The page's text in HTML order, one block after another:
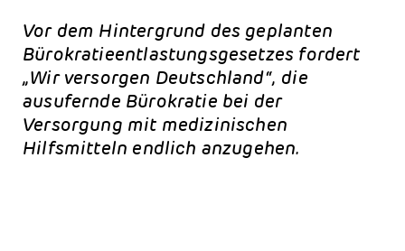
Vor dem Hintergrund des geplanten
Bürokratieentlastungsgesetzes fordert
„Wir versorgen Deutschland“, die
ausufernde Bürokratie bei der
Versorgung mit medizinischen
Hilfsmitteln endlich anzugehen.